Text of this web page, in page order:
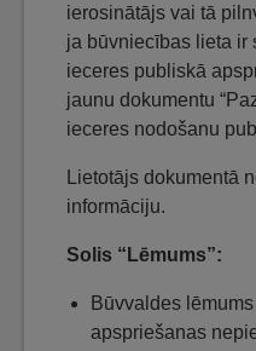
ierosinātājs vai tā
ja būvniecības lieta ir
ieceres publiskā
jaunu dokumentu
ieceres nodošanu
Lietotājs dokumentā
informāciju.
Solis “Lēmums”:
Būvvaldes
apspriešanas